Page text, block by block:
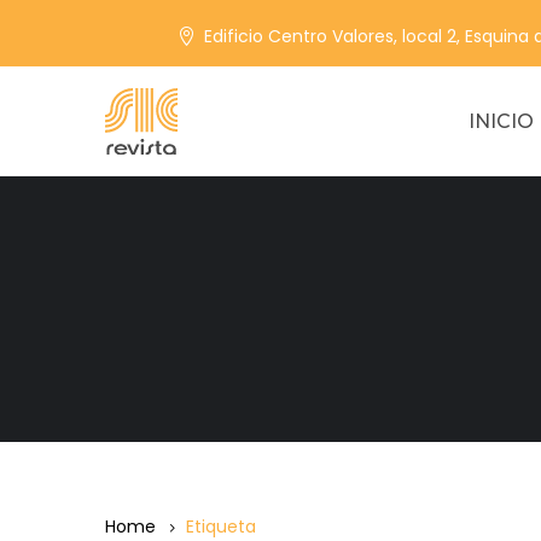
Edificio Centro Valores, local 2, Esquina
INICIO
Home Etiqueta